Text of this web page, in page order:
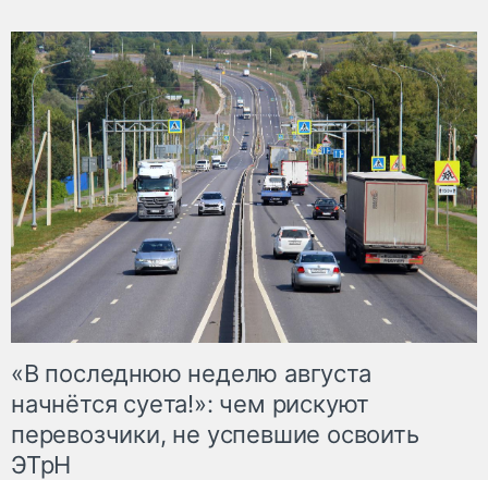
«В последнюю неделю августа
начнётся суета!»: чем рискуют
перевозчики, не успевшие освоить
ЭТрН